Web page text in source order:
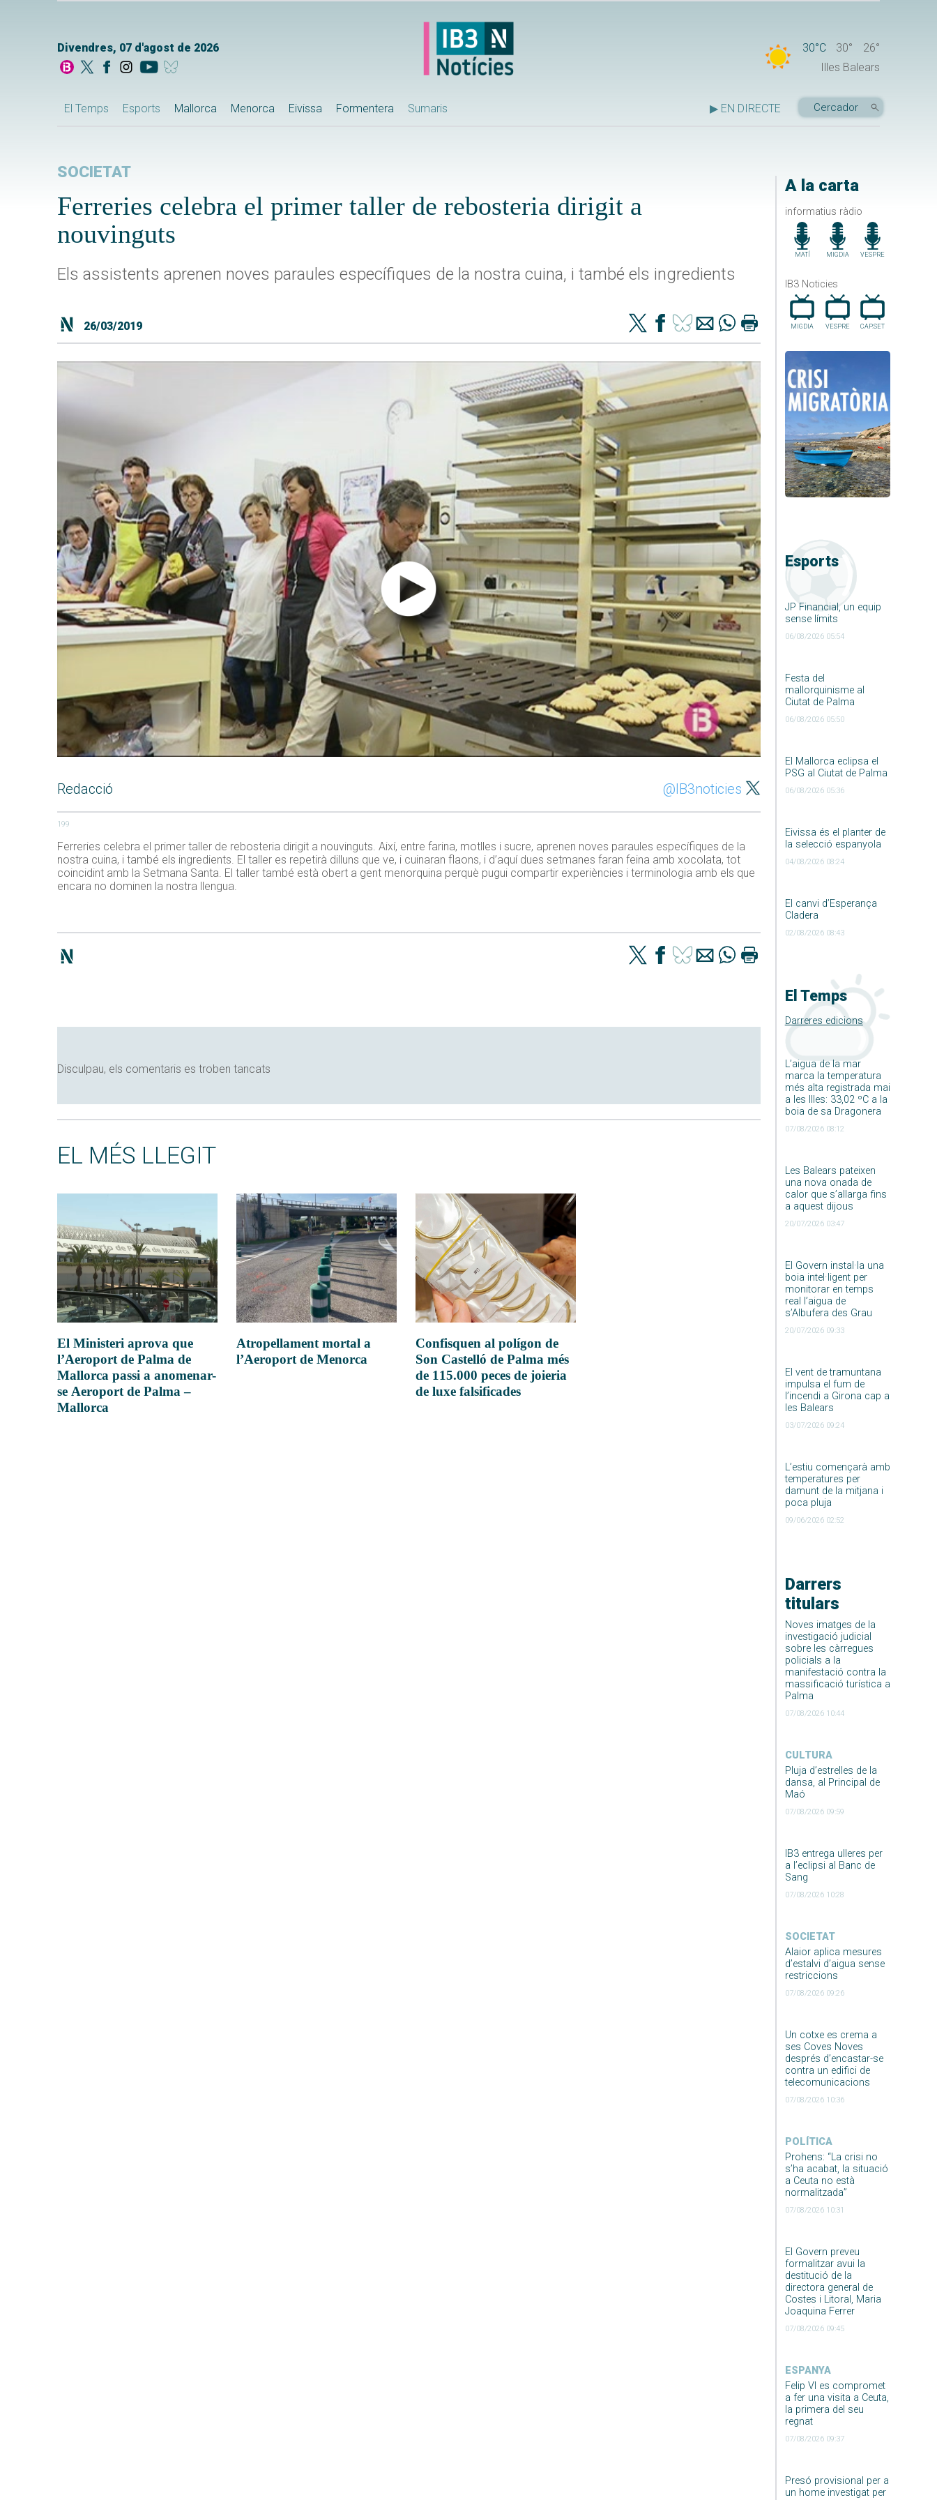
Divendres, 07 d'agost de 2026 30°C 30°
26°
Illes Balears
El Temps Esports Mallorca Menorca Eivissa Formentera Sumaris ▶ EN DIRECTE
A la carta
informatius ràdio
MATÍ MIGDIA VESPRE
IB3 Noticies
MIGDIA VESPRE CAP.SET
Esports
JP Financial, un equip
sense límits
06/08/2026 05:54
Festa del
mallorquinisme al
Ciutat de Palma
06/08/2026 05:50
El Mallorca eclipsa el
PSG al Ciutat de Palma
06/08/2026 05:36
Eivissa és el planter de
la selecció espanyola
04/08/2026 08:24
El canvi d’Esperança
Cladera
02/08/2026 08:43
El Temps
Darreres edicions
L’aigua de la mar
marca la temperatura
més alta registrada mai
a les Illes: 33,02 ºC a la
boia de sa Dragonera
07/08/2026 08:12
Les Balears pateixen
una nova onada de
calor que s’allarga fins
a aquest dijous
20/07/2026 03:47
El Govern instal·la una
boia intel·ligent per
monitorar en temps
real l’aigua de
s’Albufera des Grau
20/07/2026 09:33
El vent de tramuntana
impulsa el fum de
l’incendi a Girona cap a
les Balears
03/07/2026 09:24
L’estiu començarà amb
temperatures per
damunt de la mitjana i
poca pluja
09/06/2026 02:52
Darrers
titulars
Noves imatges de la
investigació judicial
sobre les càrregues
policials a la
manifestació contra la
massificació turística a
Palma
07/08/2026 10:44
CULTURA
Pluja d’estrelles de la
dansa, al Principal de
Maó
07/08/2026 09:59
IB3 entrega ulleres per
a l’eclipsi al Banc de
Sang
07/08/2026 10:28
SOCIETAT
Alaior aplica mesures
d’estalvi d’aigua sense
restriccions
07/08/2026 09:26
Un cotxe es crema a
ses Coves Noves
després d’encastar-se
contra un edifici de
telecomunicacions
07/08/2026 10:36
POLÍTICA
Prohens: “La crisi no
s’ha acabat, la situació
a Ceuta no està
normalitzada”
07/08/2026 10:31
El Govern preveu
formalitzar avui la
destitució de la
directora general de
Costes i Litoral, Maria
Joaquina Ferrer
07/08/2026 09:45
ESPANYA
Felip VI es compromet
a fer una visita a Ceuta,
la primera del seu
regnat
07/08/2026 09:37
Presó provisional per a
un home investigat per
SOCIETAT
Ferreries celebra el primer taller de rebosteria dirigit a
nouvinguts
Els assistents aprenen noves paraules específiques de la nostra cuina, i també els ingredients
26/03/2019
Redacció @IB3noticies
199
Ferreries celebra el primer taller de rebosteria dirigit a nouvinguts. Així, entre farina, motlles i sucre, aprenen noves paraules específiques de la
nostra cuina, i també els ingredients. El taller es repetirà dilluns que ve, i cuinaran flaons, i d’aquí dues setmanes faran feina amb xocolata, tot
coincidint amb la Setmana Santa. El taller també està obert a gent menorquina perquè pugui compartir experiències i terminologia amb els que
encara no dominen la nostra llengua.
Disculpau, els comentaris es troben tancats
EL MÉS LLEGIT
El Ministeri aprova que
l’Aeroport de Palma de
Mallorca passi a anomenar-
se Aeroport de Palma –
Mallorca
Atropellament mortal a
l’Aeroport de Menorca
Confisquen al polígon de
Son Castelló de Palma més
de 115.000 peces de joieria
de luxe falsificades